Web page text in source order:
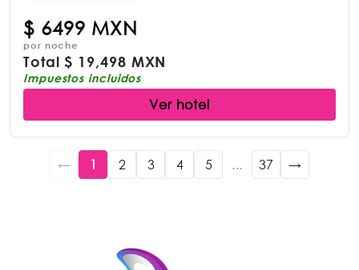
$ 6499 MXN
por noche
Total$ 19,498 MXN
Impuestos incluidos
Ver hotel
← 1 2 3 4 5 ... 37 →